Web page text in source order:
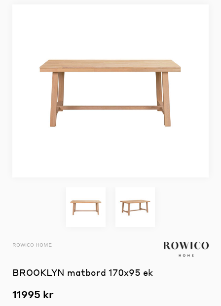
ROWICO HOME
BROOKLYN matbord 170x95 ek
11995 kr